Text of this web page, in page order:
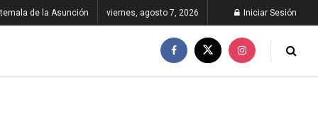
de la Asunción viernes, agosto 7, 2026 Iniciar Sesión